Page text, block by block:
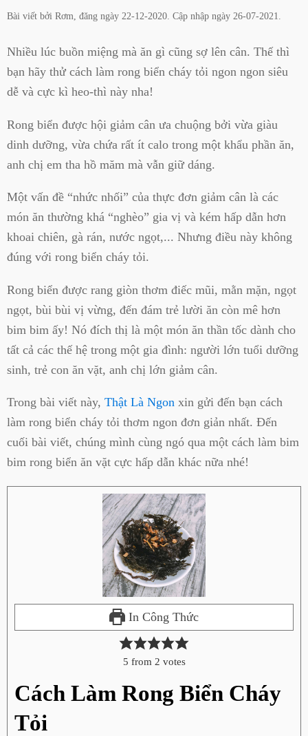
Bài viết bởi Rơm, đăng ngày 22-12-2020. Cập nhập ngày 26-07-2021.
Nhiều lúc buồn miệng mà ăn gì cũng sợ lên cân. Thế thì
bạn hãy thử cách làm rong biển cháy tỏi ngon ngon siêu
dễ và cực kì heo-thì này nha!
Rong biển được hội giảm cân ưa chuộng bởi vừa giàu
dinh dưỡng, vừa chứa rất ít calo trong một khẩu phần ăn,
anh chị em tha hồ măm mà vẫn giữ dáng.
Một vấn đề “nhức nhối” của thực đơn giảm cân là các
món ăn thường khá “nghèo” gia vị và kém hấp dẫn hơn
khoai chiên, gà rán, nước ngọt,... Nhưng điều này không
đúng với rong biển cháy tỏi.
Rong biển được rang giòn thơm điếc mũi, mằn mặn, ngọt
ngọt, bùi bùi vị vừng, đến đám trẻ lười ăn còn mê hơn
bim bim ấy! Nó đích thị là một món ăn thần tốc dành cho
tất cả các thế hệ trong một gia đình: người lớn tuổi dưỡng
sinh, trẻ con ăn vặt, anh chị lớn giảm cân.
Trong bài viết này, Thật Là Ngon xin gửi đến bạn cách
làm rong biển cháy tỏi thơm ngon đơn giản nhất. Đến
cuối bài viết, chúng mình cùng ngó qua một cách làm bim
bim rong biển ăn vặt cực hấp dẫn khác nữa nhé!
In Công Thức
5 from 2 votes
Cách Làm Rong Biển Cháy
Tỏi